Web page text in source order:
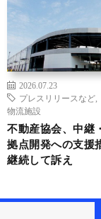
2026.07.23
プレスリリースなど
物流施設
不動産協会、中継
拠点開発への支援
継続して訴え